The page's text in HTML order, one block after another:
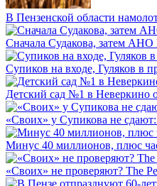
В Пензенской области
Сначала Судакова, затем АНО
Супиков на входе, Гуляков в
Детский сад №1 в Неверкино
«Своих» у Супикова не
Минус 40 миллионов, плюс
«Своих» не проверяют? The